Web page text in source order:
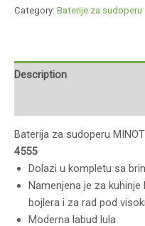
Category: Baterije za sudoperu
Description
Baterija za sudoperu
4555
Dolazi u kompletu sa
Namenjena je za
bojlera i za rad pod
Moderna labud lula